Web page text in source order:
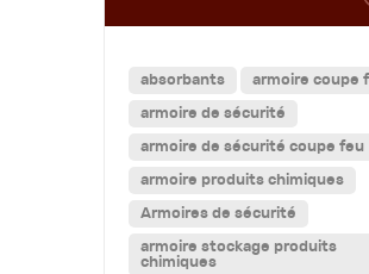
absorbants armoire coupe
armoire de sécurité
armoire de sécurité coupe feu
armoire produits chimiques
Armoires de sécurité
armoire stockage produits
chimiques